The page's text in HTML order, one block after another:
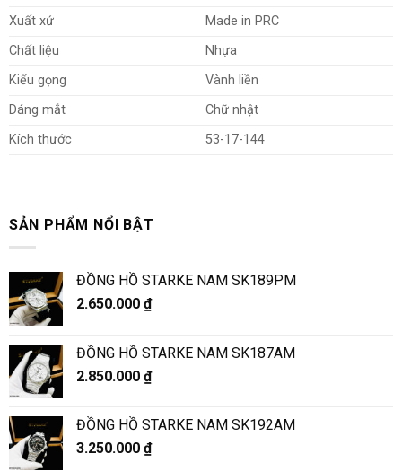
Xuất xứ
Made in PRC
Chất liệu
Nhựa
Kiểu gọng
Vành liền
Dáng mắt
Chữ nhật
Kích thước
53-17-144
SẢN PHẨM NỔI BẬT
ĐỒNG HỒ STARKE NAM SK189PM
2.650.000 ₫
ĐỒNG HỒ STARKE NAM SK187AM
2.850.000 ₫
ĐỒNG HỒ STARKE NAM SK192AM
3.250.000 ₫